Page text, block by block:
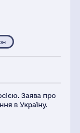
Заява про
в Україну.